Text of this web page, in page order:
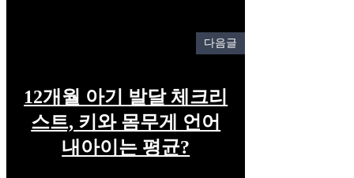
다음글
12개월 아기 발달 체크리
스트, 키와 몸무게 언어
내아이는 평균?